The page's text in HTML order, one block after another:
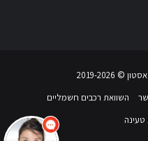
2019-2026
השוואת רכבים חשמליים
צריך עזרה? התחל